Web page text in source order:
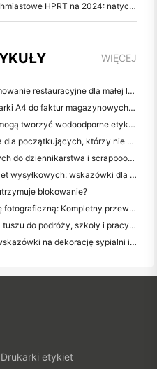
na 2024: natychmiastowe uchwycenie życia
WIĘCEJ
Jak wybrać odpowiednie oprogramowanie restauracyjne dla małej lub średniej restauracji
Czy potrzebujesz przenośnej drukarki A4 do faktur magazynowych? Co naprawdę działa
Czy drukarki etykiet termicznych mogą tworzyć wodoodporne etykiety dla produktów małych firm?
Najlepsza kamera natychmiastowa dla początkujących, którzy nie chcą marnować papieru
Najlepszy kreator etykiet kolorowych do dziennikarstwa i scrapbooking: dodaj więcej kolorów do każdej strony
Pismo ręczne vs. drukowanie etykiet wysyłkowych: wskazówki dla małych firm w 2026 roku
blokowanie?
Jak wybrać kieszonkową drukarkę fotograficzną: Kompletny przewodnik dla użytkowników dziennikarstwa, podróży i iPhone'a
Najlepsza drukarka przenośna bez tuszu do podróży, szkoły i pracy mobilnej: Hanin MT620 Pro Review
Mini Photo Wall Layout Pomysły i wskazówki na dekorację sypialni i dormitorium
Drukarki etykiet